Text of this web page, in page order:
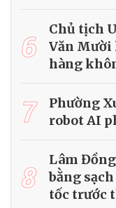
6
Chủ tịch
Văn Mười
hàng
7
Phường
robot AI
8
Lâm
bằng
tốc trước